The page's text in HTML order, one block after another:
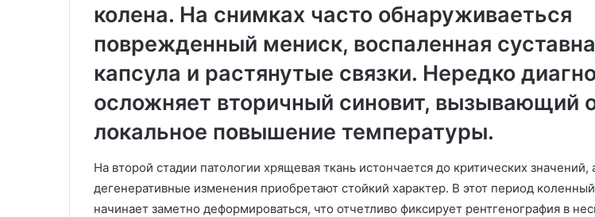
колена. На снимках часто обнаруживаеться
поврежденный мениск, воспаленная
капсула и растянутые связки. Нередко
осложняет вторичный синовит, вызывающий
локальное повышение температуры.
На второй стадии патологии хрящевая ткань истончается до критических значений,
дегенеративные изменения приобретают стойкий характер. В этот период
начинает заметно деформироваться, что отчетливо фиксирует рентгенография в